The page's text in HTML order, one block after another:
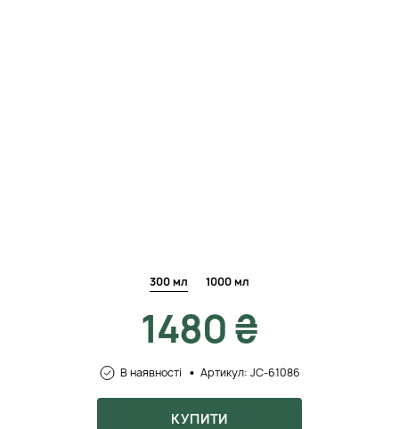
300 мл 1000 мл
1480 ₴
В наявності Артикул: JC-61086
КУПИТИ